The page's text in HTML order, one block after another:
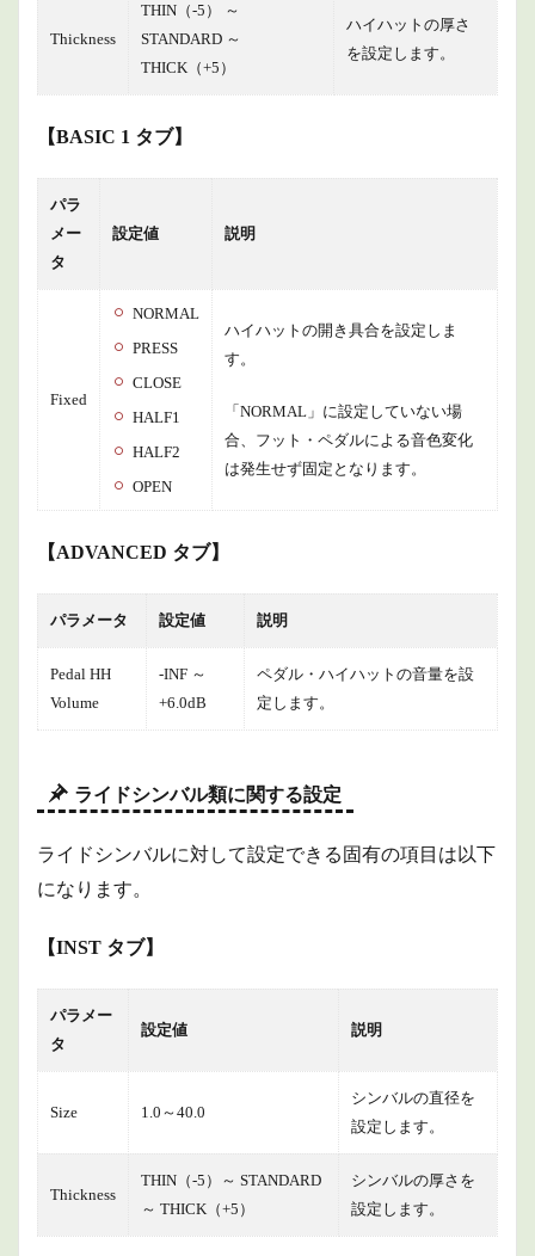
Thickness
THIN（-5） ～
STANDARD ～
THICK（+5）
ハイハットの厚さ
を設定します。
【BASIC 1 タブ】
パラ
メー
タ
設定値 説明
Fixed
NORMAL
PRESS
CLOSE
HALF1
HALF2
OPEN
ハイハットの開き具合を設定しま
す。
「NORMAL」に設定していない場
合、フット・ペダルによる音色変化
は発生せず固定となります。
【ADVANCED タブ】
パラメータ 設定値 説明
Pedal HH
Volume
-INF ～
+6.0dB
ペダル・ハイハットの音量を設
定します。
ライドシンバル類に関する設定
ライドシンバルに対して設定できる固有の項目は以下
になります。
【INST タブ】
パラメー
タ
設定値 説明
Size 1.0～40.0
シンバルの直径を
設定します。
Thickness
THIN（-5）～ STANDARD
～ THICK（+5）
シンバルの厚さを
設定します。